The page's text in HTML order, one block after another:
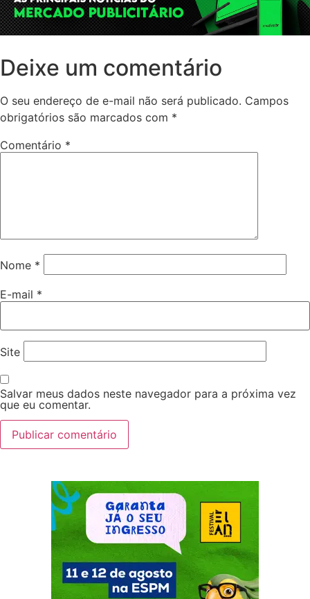
Deixe um comentário
O seu endereço de e-mail não será publicado. Campos
obrigatórios são marcados com *
Comentário *
Nome *
E-mail *
Site
Salvar meus dados neste navegador para a próxima vez
que eu comentar.